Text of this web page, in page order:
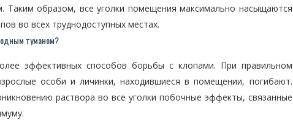
Таким образом, все уголки помещения максимально насыщаются
во всех труднодоступных местах.
туманом?
эффективных способов борьбы с клопами. При правильном
особи и личинки, находившиеся в помещении, погибают.
раствора во все уголки побочные эффекты, связанные